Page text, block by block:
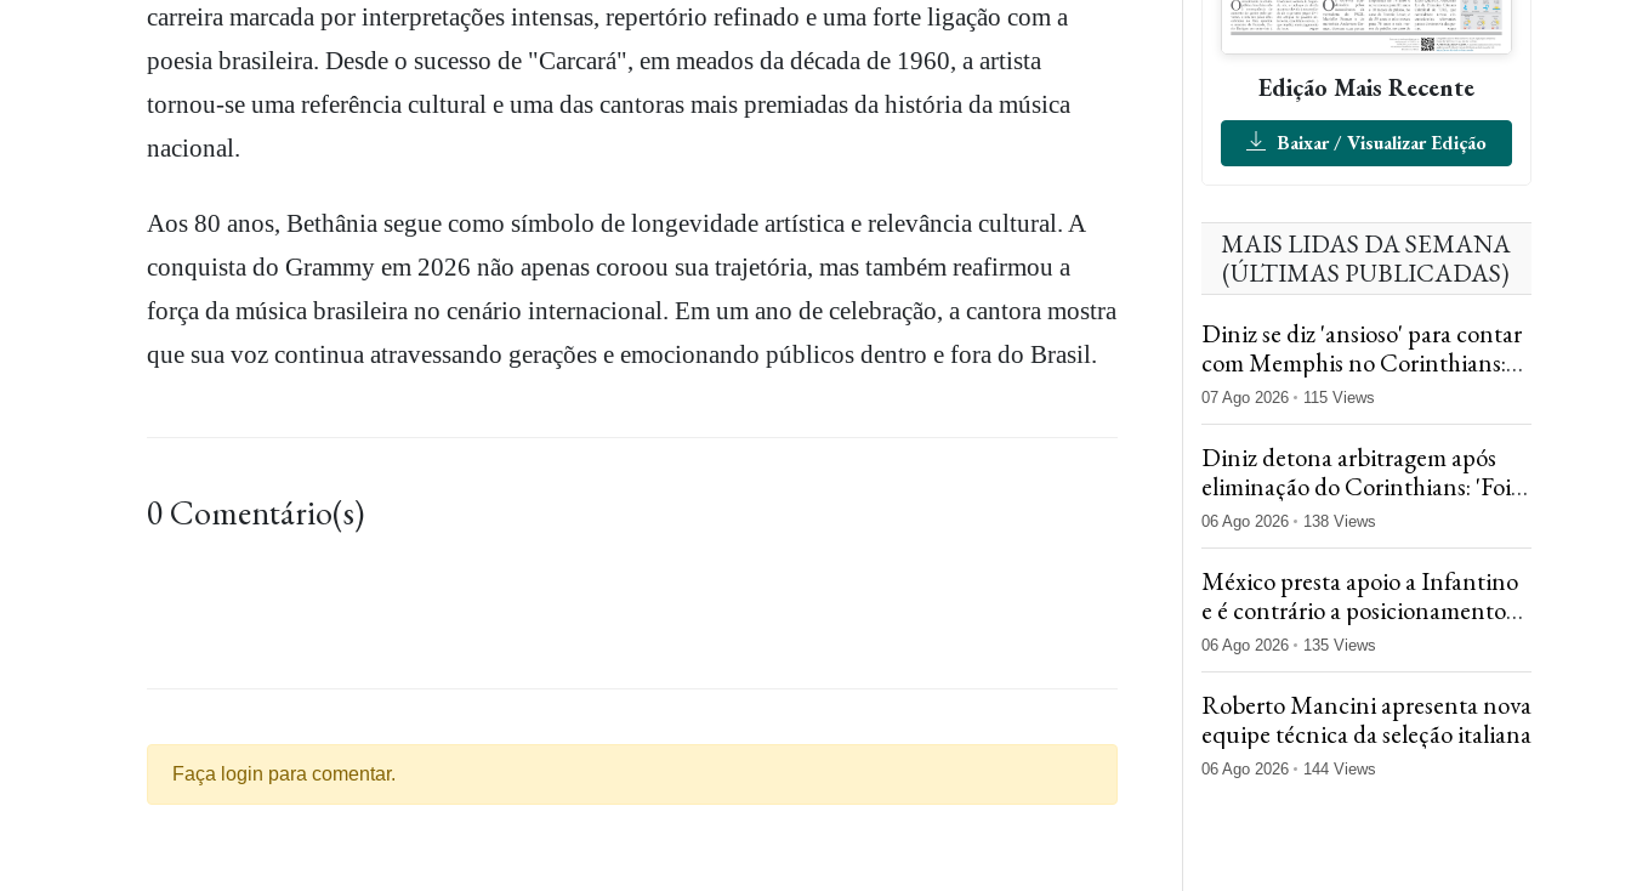
carreira marcada por interpretações intensas, repertório refinado e uma forte ligação com a
poesia brasileira. Desde o sucesso de "Carcará", em meados da década de 1960, a artista
tornou-se uma referência cultural e uma das cantoras mais premiadas da história da música
nacional.
Aos 80 anos, Bethânia segue como símbolo de longevidade artística e relevância cultural. A
conquista do Grammy em 2026 não apenas coroou sua trajetória, mas também reafirmou a
força da música brasileira no cenário internacional. Em um ano de celebração, a cantora mostra
que sua voz continua atravessando gerações e emocionando públicos dentro e fora do Brasil.
0 Comentário(s)
Faça login para comentar.
Edição Mais Recente
Baixar / Visualizar Edição
MAIS LIDAS DA SEMANA
(ÚLTIMAS PUBLICADAS)
Diniz se diz 'ansioso' para contar
com Memphis no Corinthians:
'Vai dar peso para o time'
07 Ago 2026 115 Views
Diniz detona arbitragem após
eliminação do Corinthians: 'Foi
determinante neste confronto'
06 Ago 2026 138 Views
México presta apoio a Infantino
e é contrário a posicionamento
da Concacaf
06 Ago 2026 135 Views
Roberto Mancini apresenta nova
equipe técnica da seleção italiana
06 Ago 2026 144 Views